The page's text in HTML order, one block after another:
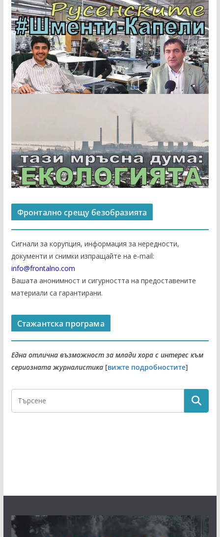
Фронтално срещу безобразията
Сигнали за корупция, информация за нередности,
документи и снимки изпращайте на е-mail:
info@frontalno.com
Вашата анонимност и сигурността на предоставените
материали са гарантирани.
Стажантска програма
Една отлична възможност за млади хора с интерес към
сериозната журналистика [вижте подробностите]